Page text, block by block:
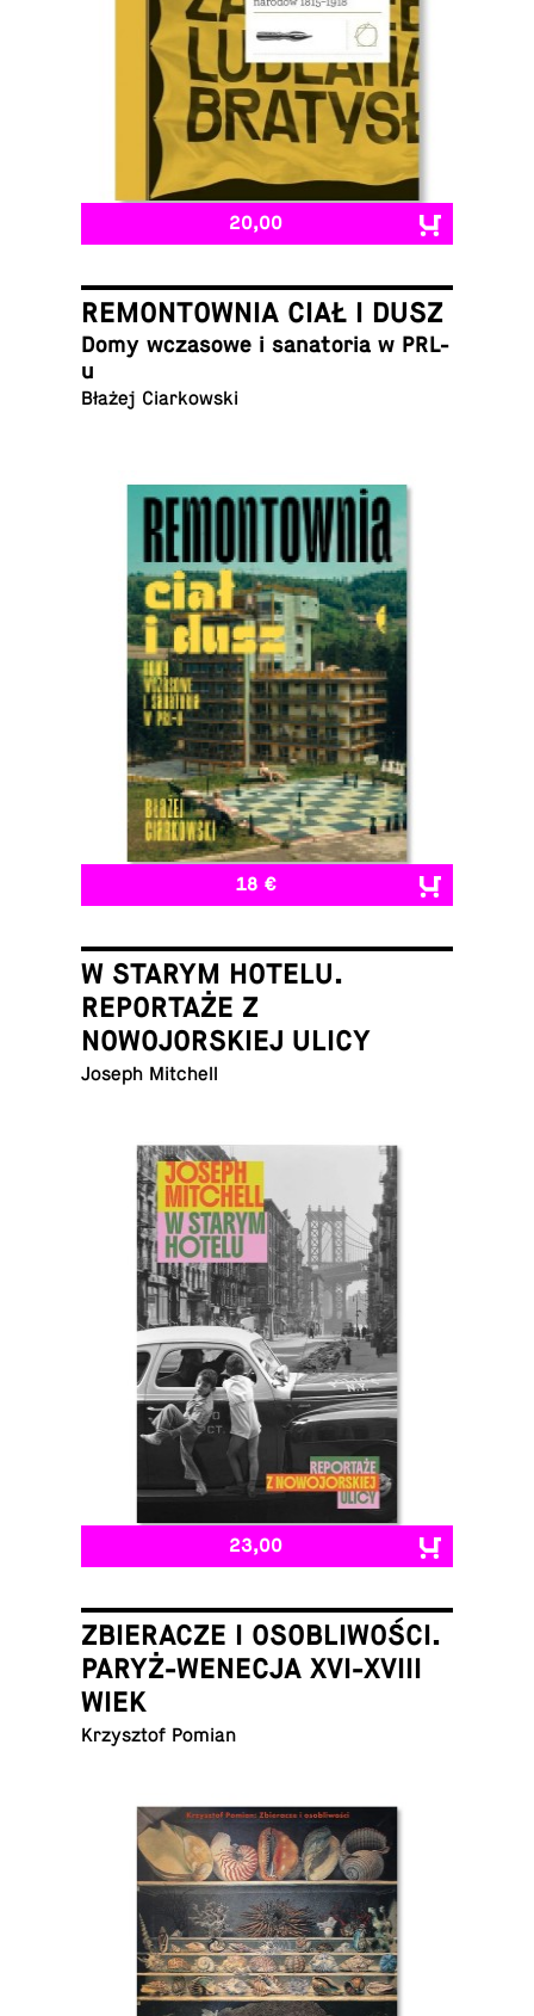
20,00
REMONTOWNIA CIAŁ I DUSZ
Domy wcza­sowe i sana­to­ria w PRL-
u
Błażej Ciarkowski
18 €
W STARYM HOTELU.
REPORTAŻE Z
NOWOJORSKIEJ ULICY
Joseph Mitchell
23,00
ZBIERACZE I OSOBLIWOŚCI.
PARYŻ-WENECJA XVI-XVIII
WIEK
Krzysztof Pomian